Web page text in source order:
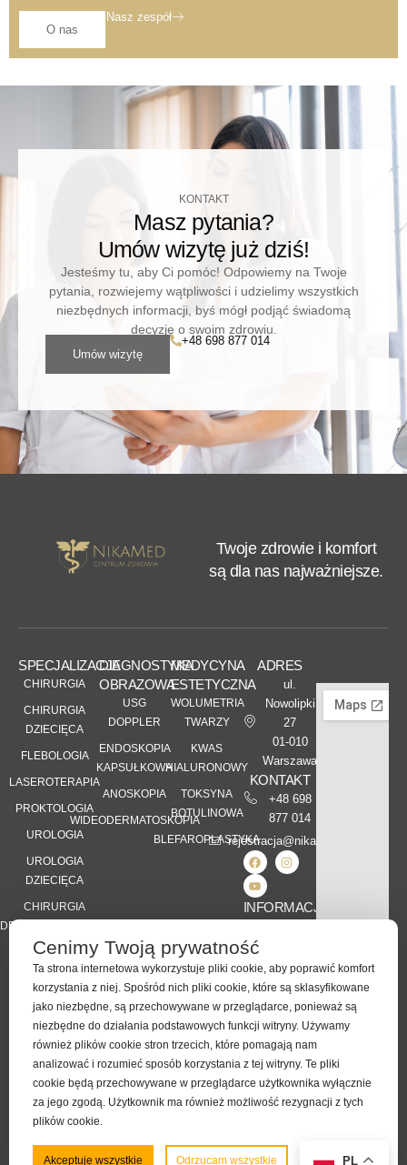
O nas
Nasz zespół
KONTAKT
Masz pytania?
Umów wizytę już dziś!
Jesteśmy tu, aby Ci pomóc! Odpowiemy na Twoje
pytania, rozwiejemy wątpliwości i udzielimy wszystkich
niezbędnych informacji, byś mógł podjąć świadomą
decyzję o swoim zdrowiu.
Umów wizytę
+48 698 877 014
Twoje zdrowie i komfort
są dla nas najważniejsze.
SPECJALIZACJE
CHIRURGIA
CHIRURGIA
DZIECIĘCA
FLEBOLOGIA
LASEROTERAPIA
PROKTOLOGIA
UROLOGIA
UROLOGIA
DZIECIĘCA
CHIRURGIA
DERMATOLOGICZNA
DIETETYKA
KLINICZNA
DIAGNOSTYKA
OBRAZOWA
USG
DOPPLER
ENDOSKOPIA
KAPSUŁKOWA
ANOSKOPIA
WIDEODERMATOSKOPIA
MEDYCYNA
ESTETYCZNA
WOLUMETRIA
TWARZY
KWAS
HIALURONOWY
TOKSYNA
BOTULINOWA
BLEFAROPLASTYKA
ADRES
ul.
Nowolipki
27
01-010
Warszawa
KONTAKT
+48 698
877 014
rejestracja@nikamed.pl
INFORMACJE
Karta Praw
Pacjenta
RODO
Polityka
Prywatności
Wszelkie prawa zastrzeżone |
WykonanieHero Code PL
Cenimy Twoją prywatność
Ta strona internetowa wykorzystuje pliki cookie, aby poprawić komfort
korzystania z niej. Spośród nich pliki cookie, które są sklasyfikowane
jako niezbędne, są przechowywane w przeglądarce, ponieważ są
niezbędne do działania podstawowych funkcji witryny. Używamy
również plików cookie stron trzecich, które pomagają nam
analizować i rozumieć sposób korzystania z tej witryny. Te pliki
cookie będą przechowywane w przeglądarce użytkownika wyłącznie
za jego zgodą. Użytkownik ma również możliwość rezygnacji z tych
plików cookie.
Akceptuję wszystkie Odrzucam wszystkie Preferencje